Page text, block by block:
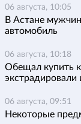
06 августа, 10:05
В Астане
автомобиль
06 августа, 10:18
Обещал купить
экстрадировали
06 августа, 09:51
Некоторые